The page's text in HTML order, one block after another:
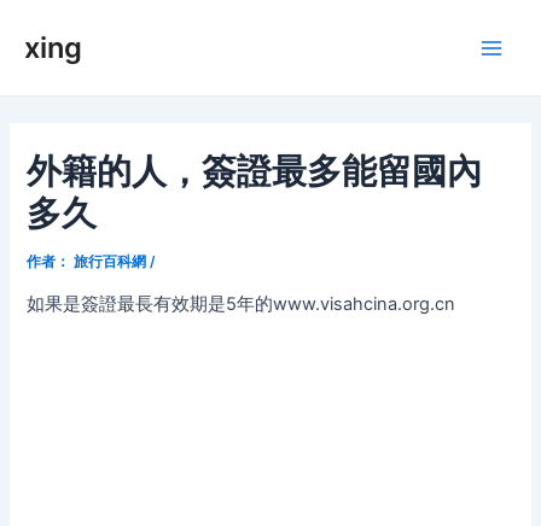
xing
外籍的人，簽證最多能留國內
多久
作者： 旅行百科網 /
如果是簽證最長有效期是5年的www.visahcina.org.cn